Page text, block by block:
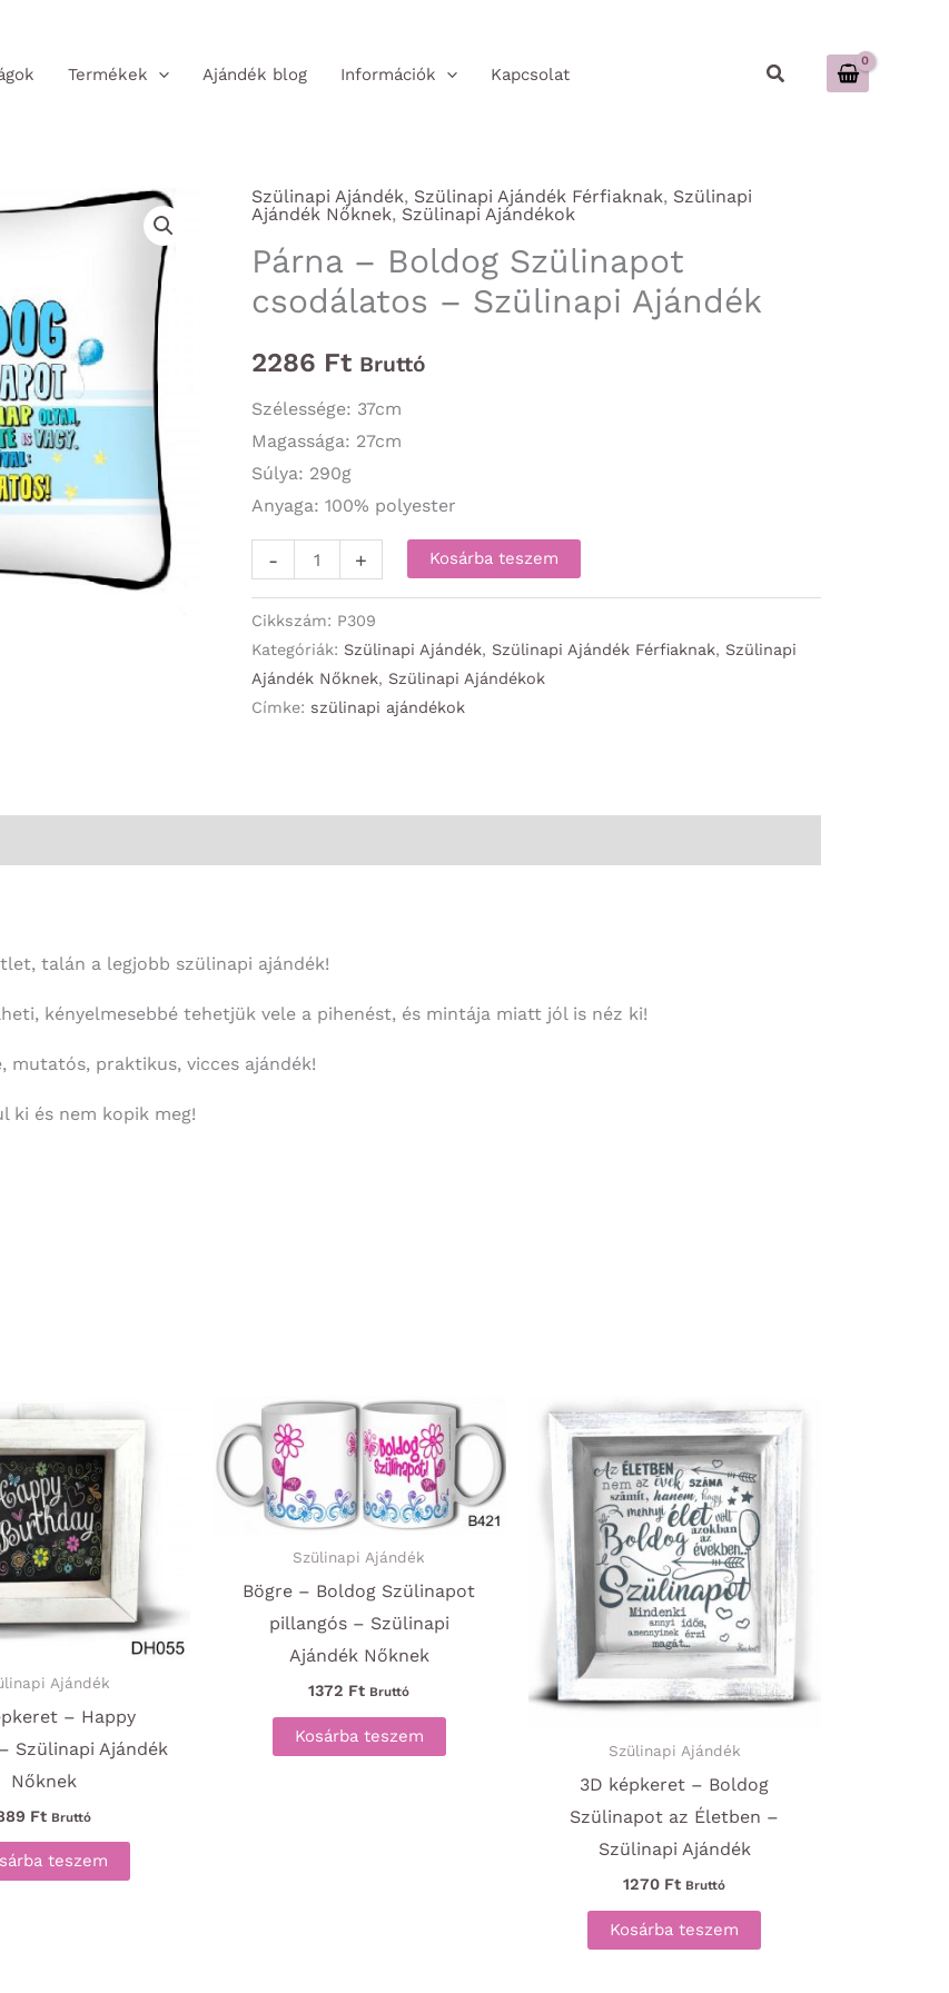
Termékek Ajándék blog Információk Kapcsolat Keresés
Szülinapi Ajándék, Szülinapi Ajándék Férfiaknak, Szülinapi
Ajándék Nőknek, Szülinapi Ajándékok
Párna – Boldog Szülinapot
csodálatos – Szülinapi Ajándék
2286 Ft Bruttó
Szélessége: 37cm
Magassága: 27cm
Súlya: 290g
Anyaga: 100% polyester
-
Boldog
Szülinapot
csodálatos
-
mennyiség
+ Kosárba teszem
Cikkszám: P309
Kategóriák: Szülinapi Ajándék, Szülinapi Ajándék Férfiaknak, Szülinapi
Ajándék Nőknek, Szülinapi Ajándékok
Címke: szülinapi ajándékok
talán a legjobb szülinapi ajándék!
kényelmesebbé tehetjük vele a pihenést, és mintája miatt jól is néz ki!
mutatós, praktikus, vicces ajándék!
ki és nem kopik meg!
Ajándék
– Happy
Szülinapi Ajándék
Nőknek
Ft Bruttó
teszem
Szülinapi Ajándék
Bögre – Boldog Szülinapot
pillangós – Szülinapi
Ajándék Nőknek
1372 Ft Bruttó
Kosárba teszem
Szülinapi Ajándék
3D képkeret – Boldog
Szülinapot az Életben –
Szülinapi Ajándék
1270 Ft Bruttó
Kosárba teszem